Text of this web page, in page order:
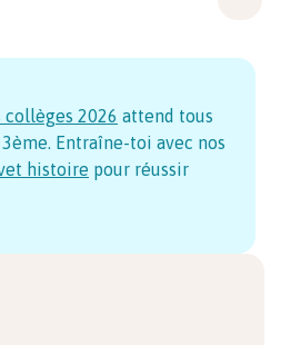
collèges 2026 attend tous
Entraîne-toi avec nos
histoire pour réussir